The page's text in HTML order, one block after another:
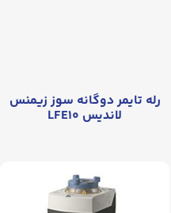
رله تایمر دوگانه سوز زیمنس
لاندیس LFE۱۰